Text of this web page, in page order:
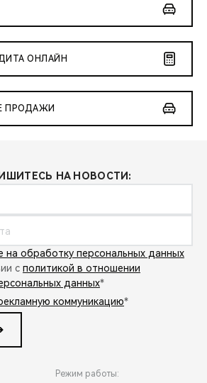
ОНЛАЙН
ПРОДАЖИ
НА НОВОСТИ:
на обработку персональных данных
с политикой в отношении
данных*
коммуникацию*
Режим работы: